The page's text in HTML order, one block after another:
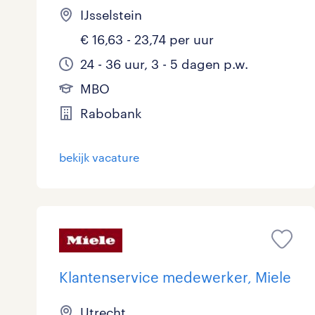
IJsselstein
€ 16,63 - 23,74 per uur
24 - 36 uur, 3 - 5 dagen p.w.
MBO
Rabobank
bekijk vacature
Klantenservice medewerker, Miele